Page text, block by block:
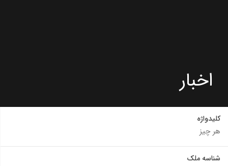
اخبار
کلیدواژه
شناسه ملک